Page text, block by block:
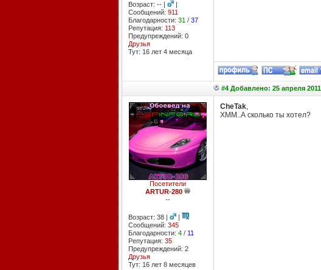
Возраст: -- |
|
Сообщений: 911
Благодарности: 31 / 37
Репутация: 113
Предупреждений: 0
Друзья
Тут: 16 лет 4 месяцa
#4 Добавлено: 25 апреля
Посетители
ARTUR-280
--
Возраст: 38 |
|
Сообщений: 345
Благодарности: 4/ 11
Репутация: 35
Предупреждений: 2
Друзья
Тут: 16 лет 8 месяцев
CheTak,
ХММ..А сколько ты хотел?